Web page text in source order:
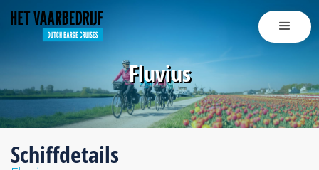
Fluvius
Schiffdetails